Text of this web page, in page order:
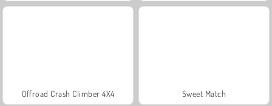
Offroad Crash Climber 4X4 Sweet Match